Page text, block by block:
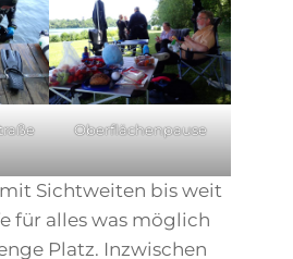
Oberflächenpause
mit Sichtweiten bis weit
für alles was möglich
Platz. Inzwischen